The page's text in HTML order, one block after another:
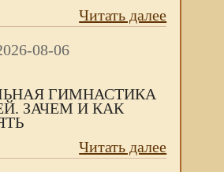
Читать далее
08-06
ГИМНАСТИКА
ЗАЧЕМ И КАК
Читать далее